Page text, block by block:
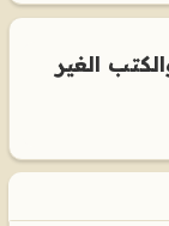
الغير